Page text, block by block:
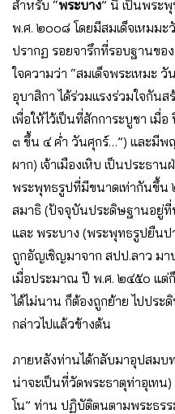
สําหรับ “พระบาง” นี้ เป็นพระ
พ.ศ. ๒๐๐๘ โดยมีสมเด็จเหมม
ปรากฏ รอยจารึกที่รอบฐานขอ
ใจความว่า “สมเด็จพระเหมะ
อุบาสิกา ได้ร่วมแรงร่วมใจกัน
เพื่อให้ไว้เป็นที่สักการะบูชา เ
๓ ขึ้น ๔ ค่ำ วันศุกร์…”) และมี
ผาก) เจ้าเมืองเหิบ เป็นประธา
พระพุทธรูปที่มีขนาดเท่ากันขึ้น
สมาธิ (ปัจจุบันประดิษฐานอยู่
และ พระบาง (พระพุทธรูปยืน
ถูกอัญเชิญมาจาก สปป.ลาว ม
เมื่อประมาณ ปี พ.ศ. ๒๔๕๐ แต่
ได้ไม่นาน ก็ต้องถูกย้าย ไปประ
กล่าวไปแล้วข้างต้น
ภายหลังท่านได้กลับมาอุปสมบ
น่าจะเป็นที่วัดพระธาตุท่าอุเท
โน” ท่าน ปฏิบัติตนตามพระธร